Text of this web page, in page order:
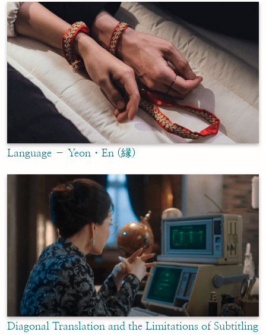
Language – Yeon・En (縁)
Diagonal Translation and the Limitations of Subtitling